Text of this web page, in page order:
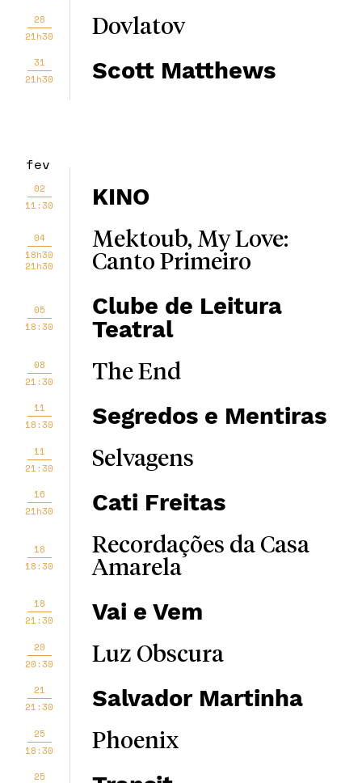
28
21h30
Dovlatov
31
21h30
Scott Matthews
fev
02
11:30
KINO
04
18h30
21h30
Mektoub, My Love:
Canto Primeiro
05
18:30
Clube de Leitura
Teatral
08
21:30
The End
11
18:30
Segredos e Mentiras
11
21:30
Selvagens
16
21h30
Cati Freitas
18
18:30
Recordações da Casa
Amarela
18
21:30
Vai e Vem
20
20:30
Luz Obscura
21
21:30
Salvador Martinha
25
18:30
Phoenix
25